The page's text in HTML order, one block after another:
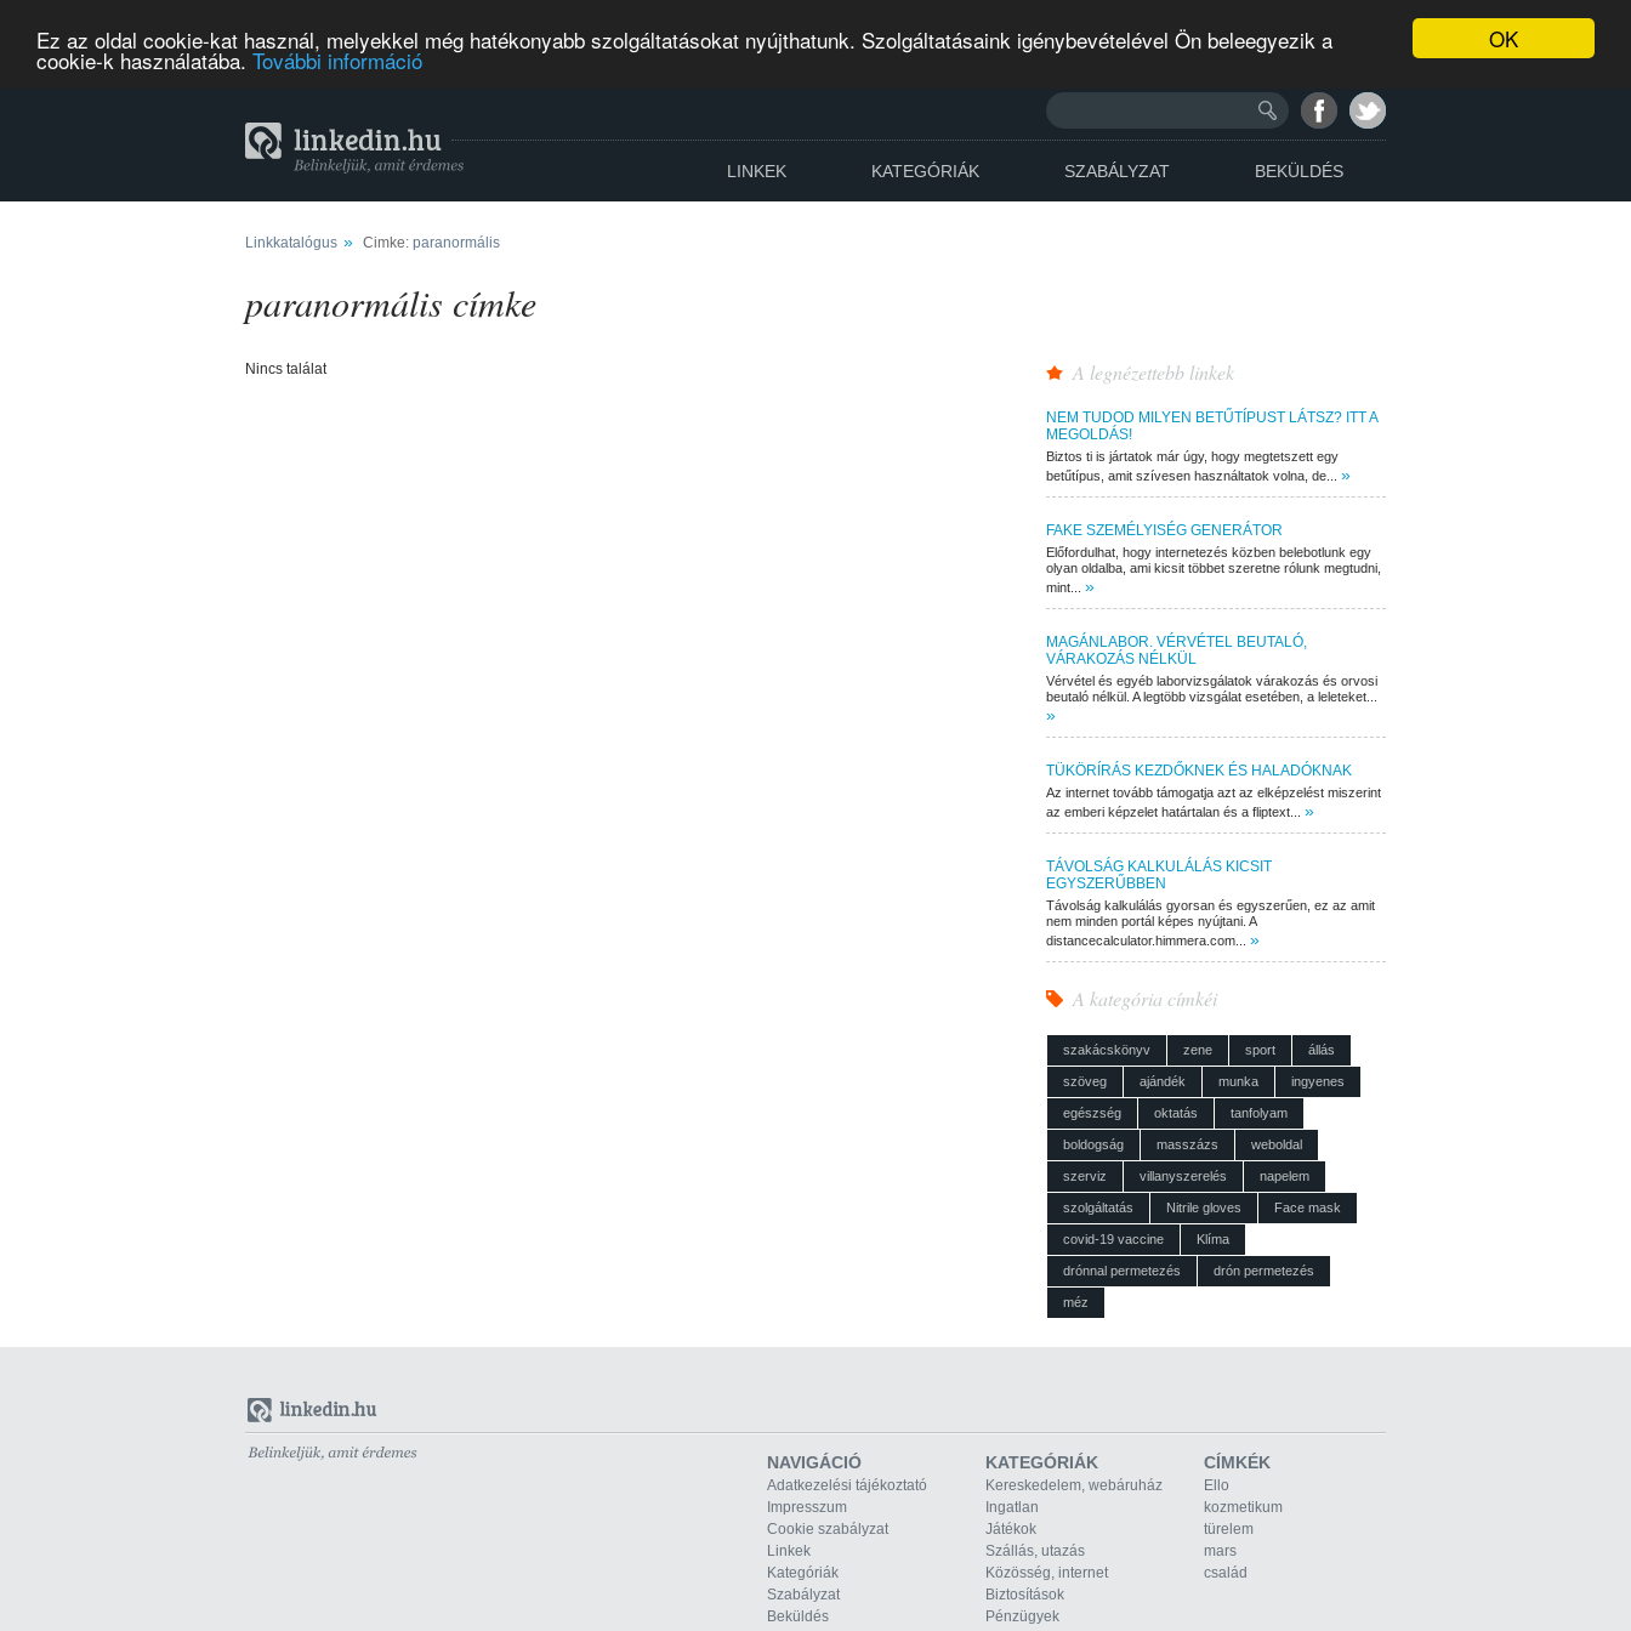
OK
Ez az oldal cookie-kat használ, melyekkel még hatékonyabb szolgáltatásokat nyújthatunk. Szolgáltatásaink igénybevételével Ön beleegyezik a
cookie-k használatába. További információ
LINKEK KATEGÓRIÁK SZABÁLYZAT BEKÜLDÉS
Linkkatalógus » Cimke: paranormális
paranormális címke
Nincs találat A legnézettebb linkek
NEM TUDOD MILYEN BETŰTÍPUST LÁTSZ? ITT A
MEGOLDÁS!
Biztos ti is jártatok már úgy, hogy megtetszett egy
betűtípus, amit szívesen használtatok volna, de... »
FAKE SZEMÉLYISÉG GENERÁTOR
Előfordulhat, hogy internetezés közben belebotlunk egy
olyan oldalba, ami kicsit többet szeretne rólunk megtudni,
mint... »
MAGÁNLABOR. VÉRVÉTEL BEUTALÓ,
VÁRAKOZÁS NÉLKÜL
Vérvétel és egyéb laborvizsgálatok várakozás és orvosi
beutaló nélkül. A legtöbb vizsgálat esetében, a leleteket...
»
TÜKÖRÍRÁS KEZDŐKNEK ÉS HALADÓKNAK
Az internet tovább támogatja azt az elképzelést miszerint
az emberi képzelet határtalan és a fliptext... »
TÁVOLSÁG KALKULÁLÁS KICSIT
EGYSZERŰBBEN
Távolság kalkulálás gyorsan és egyszerűen, ez az amit
nem minden portál képes nyújtani. A
distancecalculator.himmera.com... »
A kategória címkéi
szakácskönyv zene sport állás
szöveg ajándék munka ingyenes
egészség oktatás tanfolyam
boldogság masszázs weboldal
szerviz villanyszerelés napelem
szolgáltatás Nitrile gloves Face mask
covid-19 vaccine Klíma
drónnal permetezés drón permetezés
méz
NAVIGÁCIÓ
Adatkezelési tájékoztató
Impresszum
Cookie szabályzat
Linkek
Kategóriák
Szabályzat
Beküldés
KATEGÓRIÁK
Kereskedelem, webáruház
Ingatlan
Játékok
Szállás, utazás
Közösség, internet
Biztosítások
Pénzügyek
CÍMKÉK
Ello
kozmetikum
türelem
mars
család